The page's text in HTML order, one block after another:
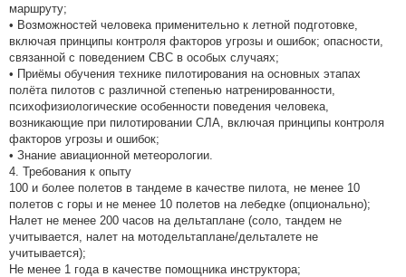
маршруту;
• Возможностей человека применительно к летной подготовке,
включая принципы контроля факторов угрозы и ошибок; опасности,
связанной с поведением СВС в особых случаях;
• Приёмы обучения технике пилотирования на основных этапах
полёта пилотов с различной степенью натренированности,
психофизиологические особенности поведения человека,
возникающие при пилотировании СЛА, включая принципы контроля
факторов угрозы и ошибок;
• Знание авиационной метеорологии.
4. Требования к опыту
100 и более полетов в тандеме в качестве пилота, не менее 10
полетов с горы и не менее 10 полетов на лебедке (опционально);
Налет не менее 200 часов на дельтаплане (соло, тандем не
учитывается, налет на мотодельтаплане/дельталете не
учитывается);
Не менее 1 года в качестве помощника инструктора;